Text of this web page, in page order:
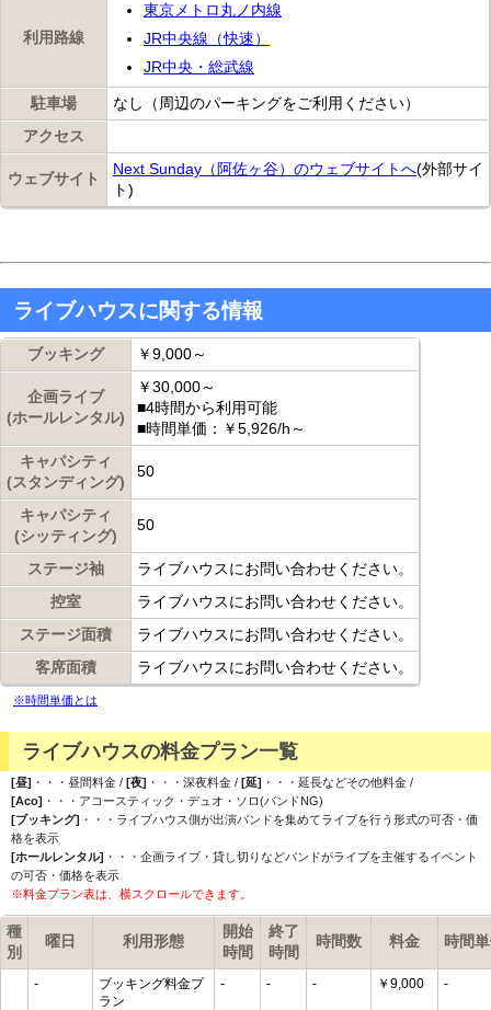
利用路線
東京メトロ丸ノ内線
JR中央線（快速）
JR中央・総武線
駐車場
なし（周辺のパーキングをご利用ください）
アクセス
ウェブサイト
Next Sunday（阿佐ヶ谷）のウェブサイトへ(外部サイ
ト)
ライブハウスに関する情報
ブッキング ￥9,000～
企画ライブ
(ホールレンタル)
￥30,000～
■4時間から利用可能
■時間単価：￥5,926/h～
キャパシティ
(スタンディング)
50
キャパシティ
(シッティング)
50
ステージ袖
ライブハウスにお問い合わせください。
控室
ライブハウスにお問い合わせください。
ステージ面積
ライブハウスにお問い合わせください。
客席面積
ライブハウスにお問い合わせください。
※時間単価とは
ライブハウスの料金プラン一覧
[昼] ・・・昼間料金 / [夜] ・・・深夜料金 / [延] ・・・延長などその他料金 /
[Aco] ・・・アコースティック・デュオ・ソロ(バンドNG)
[ブッキング] ・・・ライブハウス側が出演バンドを集めてライブを行う形式の可否・価
格を表示
[ホールレンタル] ・・・企画ライブ・貸し切りなどバンドがライブを主催するイベント
の可否・価格を表示
※料金プラン表は、横スクロールできます。
種
別
曜日 利用形態
開始
時間
終了
時間
時間数 料金 時間
-
ブッキング料金プ
ラン
- - - ￥9,000 -